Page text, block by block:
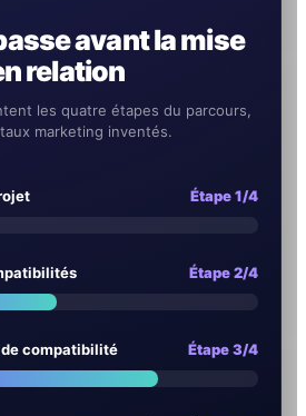
avant la mise
relation
les quatre étapes du parcours,
marketing inventés.
Étape 1/4
Étape 2/4
compatibilité Étape 3/4